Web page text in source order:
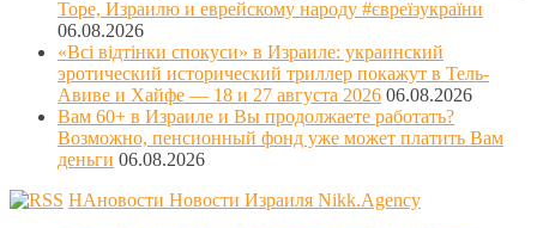
Торе, Израилю и еврейскому народу #євреїзукраїни
06.08.2026
«Всі відтінки спокуси» в Израиле: украинский
эротический исторический триллер покажут в Тель-
Авиве и Хайфе — 18 и 27 августа 2026 06.08.2026
Вам 60+ в Израиле и Вы продолжаете работать?
Возможно, пенсионный фонд уже может платить Вам
деньги 06.08.2026
НАновости Новости Израиля Nikk.Agency